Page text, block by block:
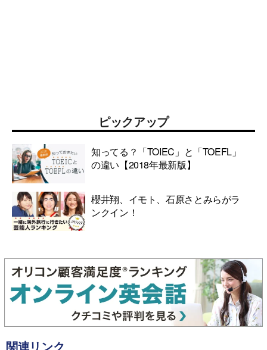
ピックアップ
知ってる？「TOIEC」と「TOEFL」
の違い【2018年最新版】
櫻井翔、イモト、石原さとみらがラ
ンクイン！
関連リンク